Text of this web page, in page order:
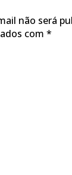
não será
com *